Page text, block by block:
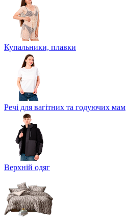
Купальники, плавки
Речі для вагітних та годуючих мам
Верхній одяг